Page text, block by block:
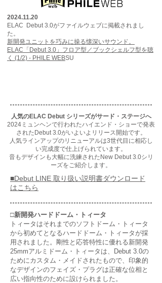
2024.11.20
ELAC Debut 3.0がファイルウェブに掲載されまし
た。
新開発ユニットを巧みに操る懐深いサウンド。
ELAC「Debut 3.0」フロア型／ブックシェルフ型を聴
く (1/2) - PHILE WEBSU
人気のELAC Debut シリーズがサード・ステージへ
2024ミュンヘンで行われたハイエンド・ショーで発表
されたDebut 3.0がいよいよリリース開始です。
人気ラインアップのリニューアルは3世代目に相応し
い完成度で仕上げられています。
音もデザインも大幅に洗練されたNew Debut 3.0シリ
ーズをご紹介します。
■Debut LINE 取り扱い説明書ダウンロード
はこちら
□新開発ハードドーム・トィータ
トィータはそれまでのソフトドーム・トィータ
から初めてとなるハードドーム・トィータが採
用されました。剛性と応答特性に優れる新開発
25mmアルミドーム・トィータは、Debut 3.0の
ためにカスタム・メイドされたもので、印象的
なデザインのフェイズ・プラグは正確な位相と
広い指向性のために設けられました。